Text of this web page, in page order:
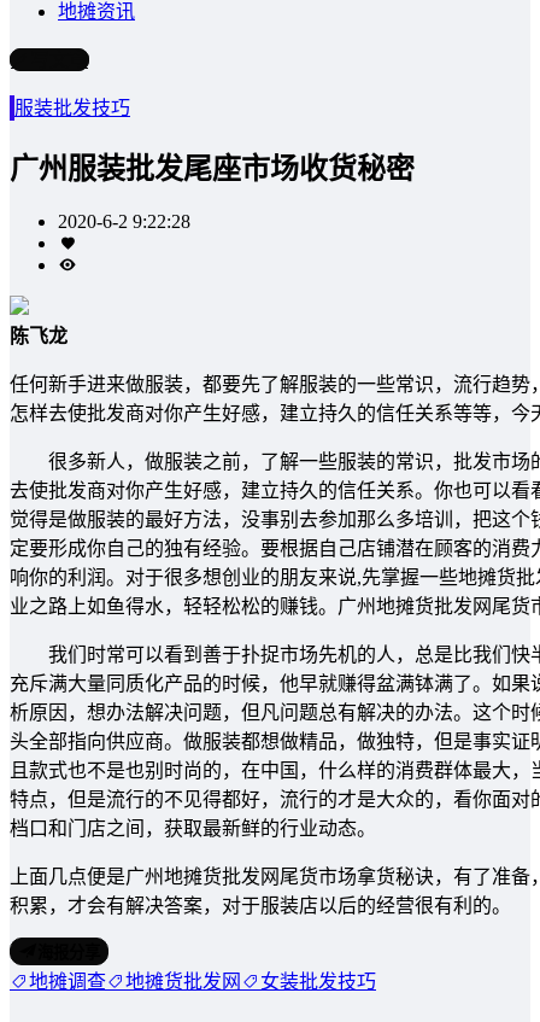
地摊资讯
写文章
服装批发技巧
广州服装批发尾座市场收货秘密
2020-6-2 9:22:28
陈飞龙
任何新手进来做服装，都要先了解服装的一些常识，流行趋
怎样去使批发商对你产生好感，建立持久的信任关系等等，
很多新人，做服装之前，了解一些服装的常识，批发市场
去使批发商对你产生好感，建立持久的信任关系。你也可以
觉得是做服装的最好方法，没事别去参加那么多培训，把这
定要形成你自己的独有经验。要根据自己店铺潜在顾客的消
响你的利润。对于很多想创业的朋友来说,先掌握一些地摊货
业之路上如鱼得水，轻轻松松的赚钱。广州地摊货批发网尾货
我们时常可以看到善于扑捉市场先机的人，总是比我们快
充斥满大量同质化产品的时候，他早就赚得盆满钵满了。如
析原因，想办法解决问题，但凡问题总有解决的办法。这个
头全部指向供应商。做服装都想做精品，做独特，但是事实
且款式也不是也别时尚的，在中国，什么样的消费群体最大
特点，但是流行的不见得都好，流行的才是大众的，看你面
档口和门店之间，获取最新鲜的行业动态。
上面几点便是广州地摊货批发网尾货市场拿货秘诀，有了准
积累，才会有解决答案，对于服装店以后的经营很有利的。
地摊调查 地摊货批发网 女装批发技巧